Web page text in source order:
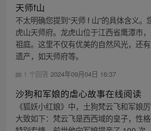
天师f山
不太明确您提到“天师 f 山”的具体含义。
虎山天师府。龙虎山位于江西省鹰潭市
祖庭。这里不仅有优美的自然风光，还
遗产，如天师府等。
1 个回答 2024年09月04日 16:37
沙狗和军娘的虐心故事在线阅读
《狐妖小红娘》中，土狗梵云飞和军娘
大致如下：梵云飞是西西域的皇子，性